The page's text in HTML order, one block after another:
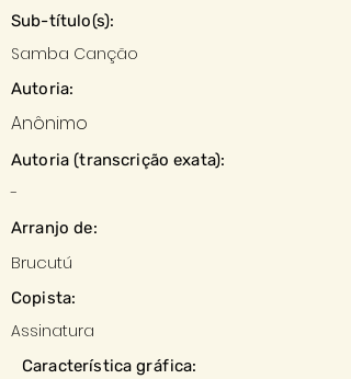
Sub-título(s):
Samba Canção
Autoria:
Anônimo
Autoria (transcrição exata):
-
Arranjo de:
Brucutú
Copista:
Assinatura
Característica gráfica: